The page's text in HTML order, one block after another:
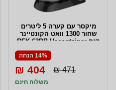
מיקסר עם קערה 5 ליטרים
שחור 1300 וואט הקונטיינר
דגם RFK-63PB Hacontainer
14% הנחה
471 ₪
404 ₪
משלוח חינם